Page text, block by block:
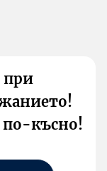
при
по-късно!